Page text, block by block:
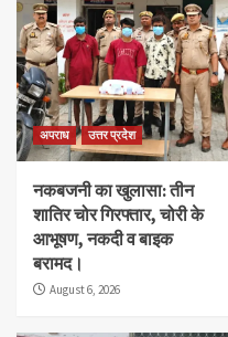
अपराध उत्तर प्रदेश
नकबजनी का खुलासा: तीन
शातिर चोर गिरफ्तार, चोरी के
आभूषण, नकदी व बाइक
बरामद।
August 6, 2026